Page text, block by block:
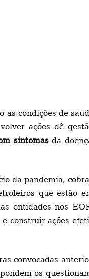
as condições de
ações dê
sintomasda
da pandemia,
que estão
entidades nos
construir ações
convocadas
os